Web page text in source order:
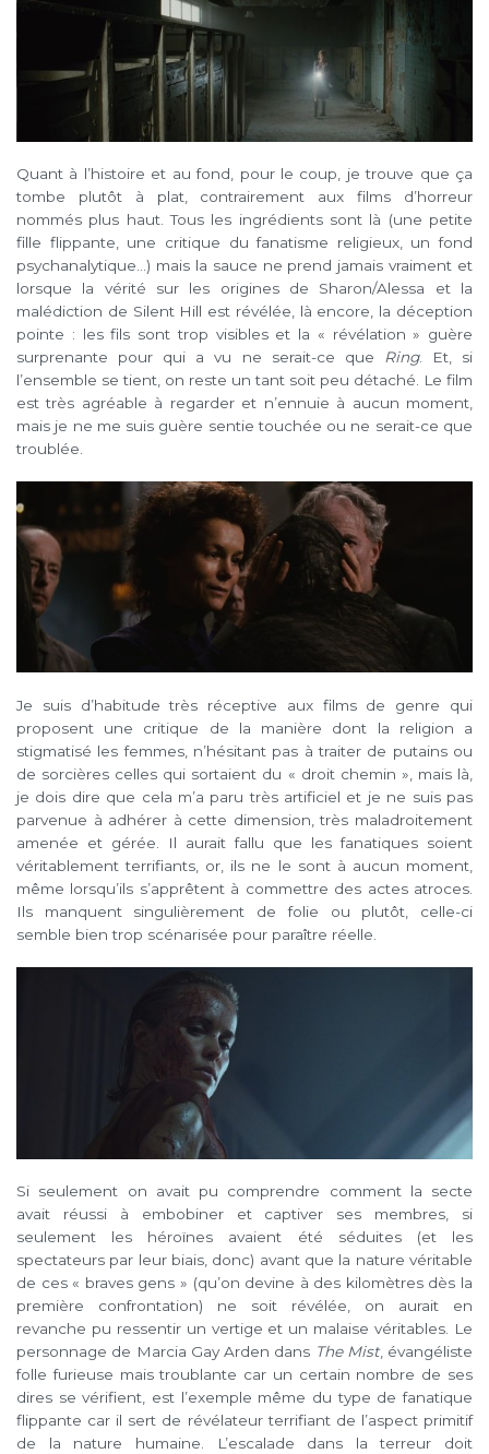
Quant à l’histoire et au fond, pour le coup, je trouve que ça
tombe plutôt à plat, contrairement aux films d’horreur
nommés plus haut. Tous les ingrédients sont là (une petite
fille flippante, une critique du fanatisme religieux, un fond
psychanalytique…) mais la sauce ne prend jamais vraiment et
lorsque la vérité sur les origines de Sharon/Alessa et la
malédiction de Silent Hill est révélée, là encore, la déception
pointe : les fils sont trop visibles et la « révélation » guère
surprenante pour qui a vu ne serait-ce que Ring. Et, si
l’ensemble se tient, on reste un tant soit peu détaché. Le film
est très agréable à regarder et n’ennuie à aucun moment,
mais je ne me suis guère sentie touchée ou ne serait-ce que
troublée.
Je suis d’habitude très réceptive aux films de genre qui
proposent une critique de la manière dont la religion a
stigmatisé les femmes, n’hésitant pas à traiter de putains ou
de sorcières celles qui sortaient du « droit chemin », mais là,
je dois dire que cela m’a paru très artificiel et je ne suis pas
parvenue à adhérer à cette dimension, très maladroitement
amenée et gérée. Il aurait fallu que les fanatiques soient
véritablement terrifiants, or, ils ne le sont à aucun moment,
même lorsqu’ils s’apprêtent à commettre des actes atroces.
Ils manquent singulièrement de folie ou plutôt, celle-ci
semble bien trop scénarisée pour paraître réelle.
Si seulement on avait pu comprendre comment la secte
avait réussi à embobiner et captiver ses membres, si
seulement les héroïnes avaient été séduites (et les
spectateurs par leur biais, donc) avant que la nature véritable
de ces « braves gens » (qu’on devine à des kilomètres dès la
première confrontation) ne soit révélée, on aurait en
revanche pu ressentir un vertige et un malaise véritables. Le
personnage de Marcia Gay Arden dans The Mist, évangéliste
folle furieuse mais troublante car un certain nombre de ses
dires se vérifient, est l’exemple même du type de fanatique
flippante car il sert de révélateur terrifiant de l’aspect primitif
de la nature humaine. L’escalade dans la terreur doit